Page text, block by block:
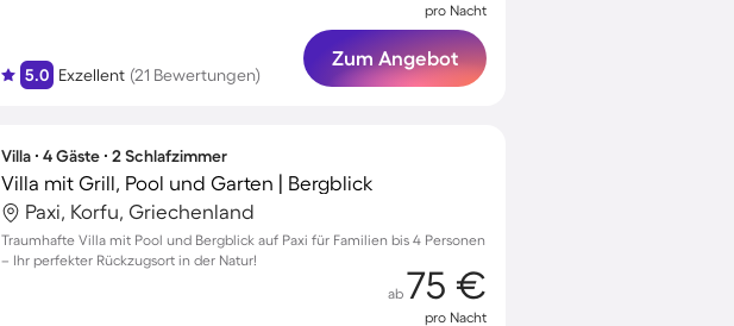
5.0 Exzellent (21 Bewertungen)
pro Nacht
Zum Angebot
Villa ∙ 4 Gäste ∙ 2 Schlafzimmer
Villa mit Grill, Pool und Garten | Bergblick
Paxi, Korfu, Griechenland
Traumhafte Villa mit Pool und Bergblick auf Paxi für Familien bis 4 Personen
– Ihr perfekter Rückzugsort in der Natur!
ab 75 €
pro Nacht